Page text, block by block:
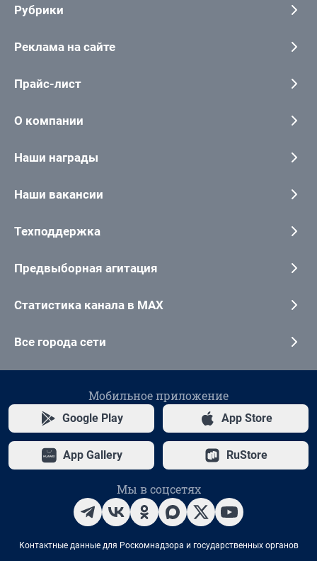
Рубрики
Реклама на сайте
Прайс-лист
О компании
Наши награды
Наши вакансии
Техподдержка
Предвыборная агитация
Статистика канала в MAX
Все города сети
Мобильное приложение
Google Play App Store
App Gallery RuStore
Мы в соцсетях
Контактные данные для Роскомнадзора и государственных органов